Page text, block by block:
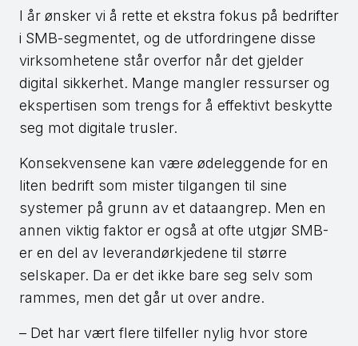
I år ønsker vi å rette et ekstra fokus på bedrifter
i SMB-segmentet, og de utfordringene disse
virksomhetene står overfor når det gjelder
digital sikkerhet. Mange mangler ressurser og
ekspertisen som trengs for å effektivt beskytte
seg mot digitale trusler.
Konsekvensene kan være ødeleggende for en
liten bedrift som mister tilgangen til sine
systemer på grunn av et dataangrep. Men en
annen viktig faktor er også at ofte utgjør SMB-
er en del av leverandørkjedene til større
selskaper. Da er det ikke bare seg selv som
rammes, men det går ut over andre.
– Det har vært flere tilfeller nylig hvor store